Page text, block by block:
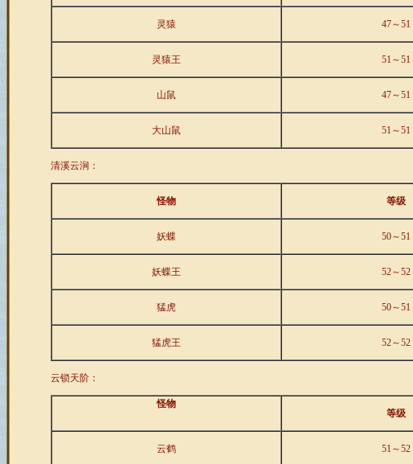
灵猿 47～51
灵猿王 51～51
山鼠 47～51
大山鼠 51～51
清溪云涧：
怪物 等级
妖蝶 50～51
妖蝶王 52～52
猛虎 50～51
猛虎王 52～52
云锁天阶：
怪物
等级
云鹤 51～52